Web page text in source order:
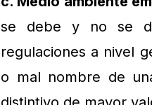
se debe y no se
regulaciones a nivel
o mal nombre de